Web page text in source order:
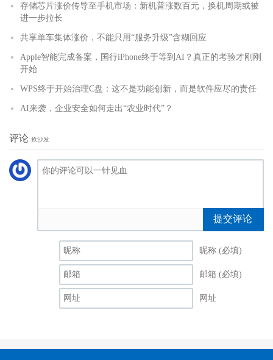
存储芯片涨价传导至手机市场：新机普涨数百元，换机周期或被
进一步拉长
共享单车集体涨价，不能只用“服务升级”含糊回应
Apple智能完成备案，国行iPhone终于等到AI？真正的考验才刚刚
开始
WPS终于开始治理C盘：这不是功能创新，而是软件应尽的责任
AI来袭，企业安全如何走出“农业时代”？
评论 抢沙发
提交评论
昵称 (必填)
邮箱 (必填)
网址